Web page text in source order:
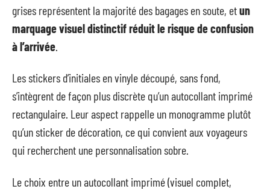
grises représentent la majorité des bagages en soute, etun
marquage visuel distinctif réduit le risque de confusion
à l’arrivée
Les stickers d’initiales en vinyle découpé, sans fond,
s’intègrent de façon plus discrète qu’un autocollant imprimé
rectangulaire. Leur aspect rappelle un monogramme plutôt
qu’un sticker de décoration, ce qui convient aux voyageurs
qui recherchent une personnalisation sobre.
Le choix entre un autocollant imprimé (visuel complet,